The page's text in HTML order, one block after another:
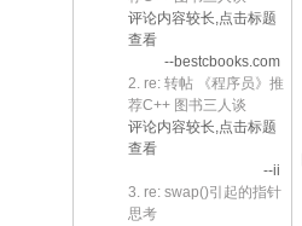
评论内容较长,点击标题
查看
--bestcbooks.com
2. re: 转帖 《程序员》推
荐C++ 图书三人谈
评论内容较长,点击标题
查看
--ii
3. re: swap()引起的指针
思考